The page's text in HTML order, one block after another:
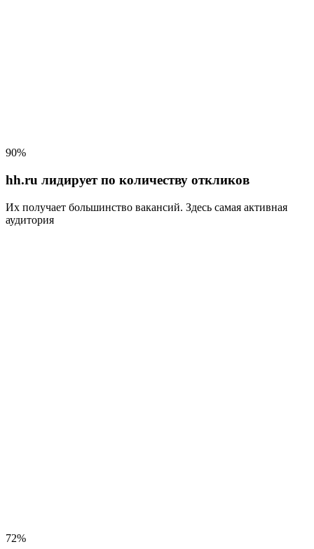
90%
hh.ru лидирует по количеству откликов
Их получает большинство вакансий. Здесь самая активная
аудитория
72%